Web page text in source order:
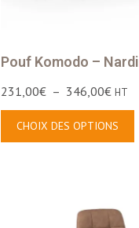
Pouf Komodo – Nardi
231,00€ – 346,00€ HT
CHOIX DES OPTIONS